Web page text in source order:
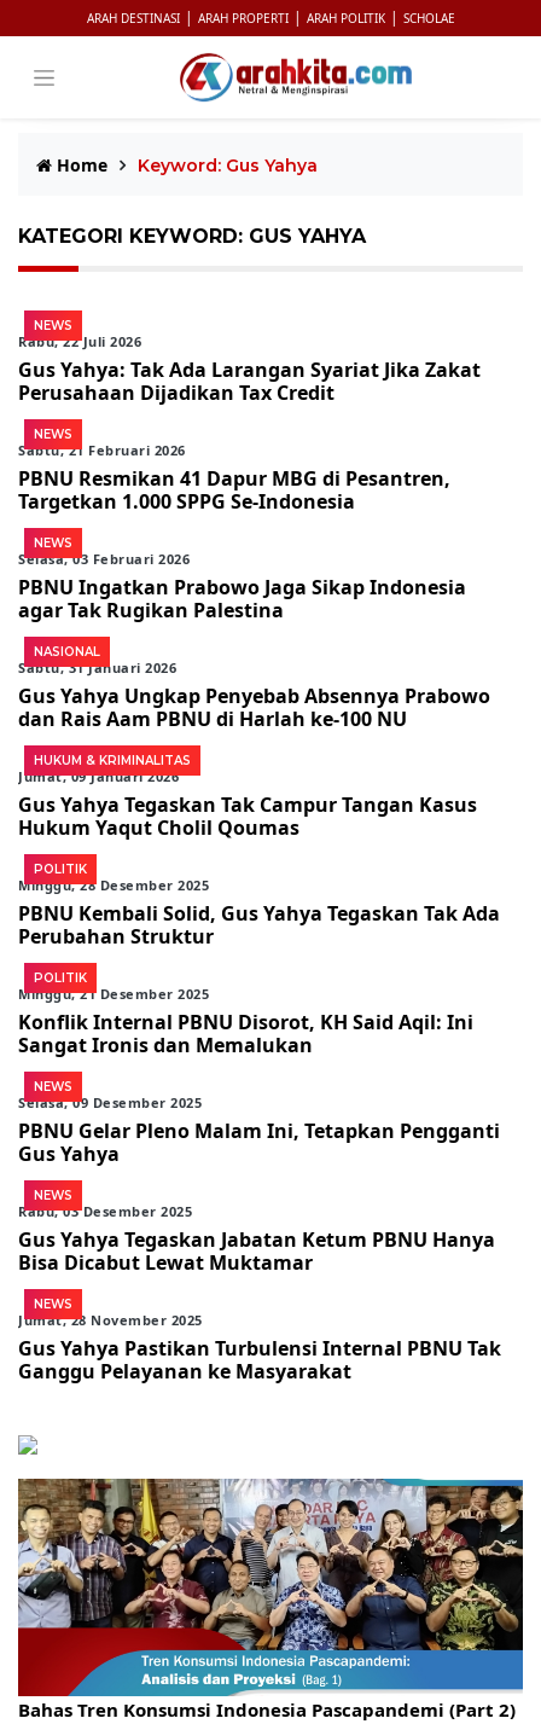
ARAH DESTINASI | ARAH PROPERTI | ARAH POLITIK | SCHOLAE
Home Keyword: Gus Yahya
KATEGORI KEYWORD: GUS YAHYA
NEWS
Rabu, 22 Juli 2026
Gus Yahya: Tak Ada Larangan Syariat Jika Zakat
Perusahaan Dijadikan Tax Credit
NEWS
Sabtu, 21 Februari 2026
PBNU Resmikan 41 Dapur MBG di Pesantren,
Targetkan 1.000 SPPG Se-Indonesia
NEWS
Selasa, 03 Februari 2026
PBNU Ingatkan Prabowo Jaga Sikap Indonesia
agar Tak Rugikan Palestina
NASIONAL
Sabtu, 31 Januari 2026
Gus Yahya Ungkap Penyebab Absennya Prabowo
dan Rais Aam PBNU di Harlah ke-100 NU
HUKUM & KRIMINALITAS
Jumat, 09 Januari 2026
Gus Yahya Tegaskan Tak Campur Tangan Kasus
Hukum Yaqut Cholil Qoumas
POLITIK
Minggu, 28 Desember 2025
PBNU Kembali Solid, Gus Yahya Tegaskan Tak Ada
Perubahan Struktur
POLITIK
Minggu, 21 Desember 2025
Konflik Internal PBNU Disorot, KH Said Aqil: Ini
Sangat Ironis dan Memalukan
NEWS
Selasa, 09 Desember 2025
PBNU Gelar Pleno Malam Ini, Tetapkan Pengganti
Gus Yahya
NEWS
Rabu, 03 Desember 2025
Gus Yahya Tegaskan Jabatan Ketum PBNU Hanya
Bisa Dicabut Lewat Muktamar
NEWS
Jumat, 28 November 2025
Gus Yahya Pastikan Turbulensi Internal PBNU Tak
Ganggu Pelayanan ke Masyarakat
Gelar Kopdar, KBC Jakarta Raya Hadirkan Pakar Ritel
Bahas Tren Konsumsi Indonesia Pascapandemi (Part 2)